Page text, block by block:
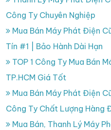
Công Ty Chuyên Nghiệp
Mua Bán Máy Phát Điện
Tín #1 | Bảo Hành Dài Hạn
TOP 1 Công Ty Mua Bán
TP.HCM Giá Tốt
Mua Bán Máy Phát Điện
Công Ty Chất Lượng Hàng
Mua Bán, Thanh Lý Máy